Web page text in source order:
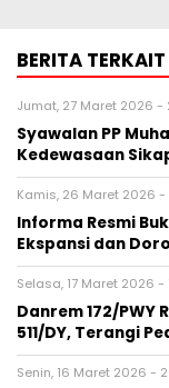
BERITA TERKAIT
Jumat, 27 Maret 2026 -
Syawalan PP
Kedewasaan
Kamis, 26 Maret 2026 -
Informa Resmi
Ekspansi dan
Selasa, 17 Maret 2026 -
Danrem 172/PWY
511/DY, Terangi
Senin, 16 Maret 2026 -